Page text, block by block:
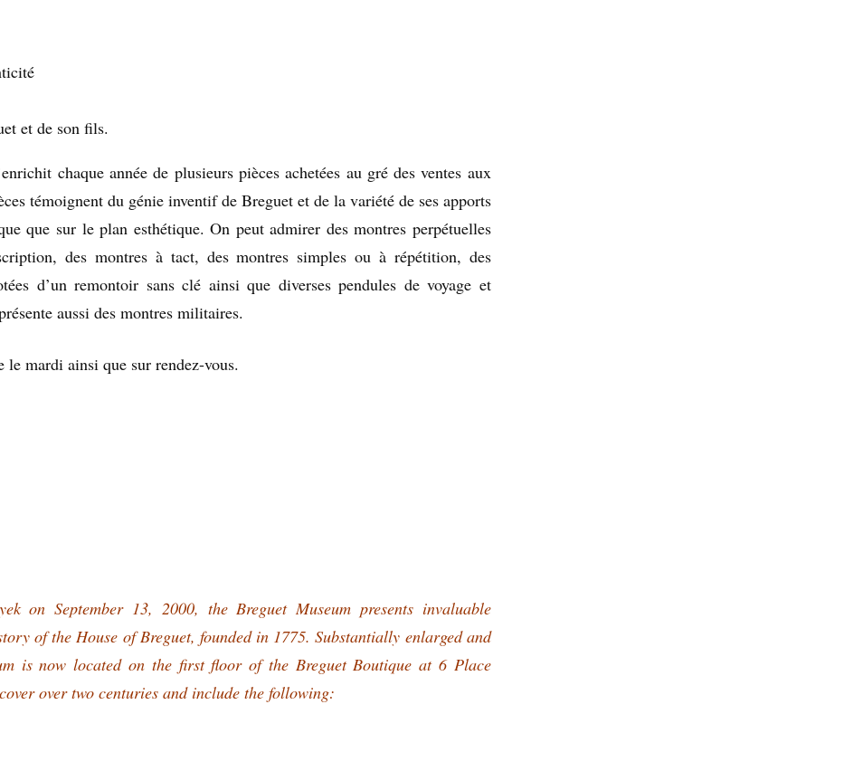
et de son fils.
chaque année de plusieurs pièces achetées au gré des ventes aux
témoignent du génie inventif de Breguet et de la variété de ses apports
que sur le plan esthétique. On peut admirer des montres perpétuelles
des montres à tact, des montres simples ou à répétition, des
d’un remontoir sans clé ainsi que diverses pendules de voyage et
aussi des montres militaires.
mardi ainsi que sur rendez-vous.
on September 13, 2000, the Breguet Museum presents invaluable
of the House of Breguet, founded in 1775. Substantially enlarged and
is now located on the first floor of the Breguet Boutique at 6 Place
over two centuries and include the following: